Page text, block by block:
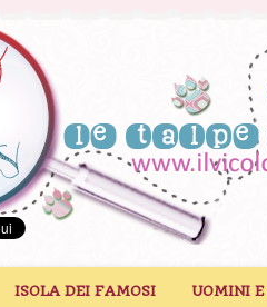
ISOLA DEI FAMOSI UOMINI E